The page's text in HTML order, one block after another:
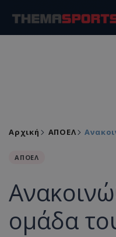
Αρχική ΑΠΟΕΛ
ΑΠΟΕΛ
ομάδα